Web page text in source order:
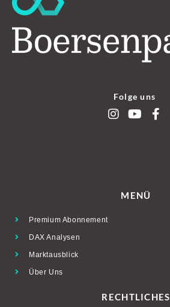
Folge uns
MENÜ
Premium Abonnement
DAX Analysen
Marktausblick
Über Uns
RECHTLICHES